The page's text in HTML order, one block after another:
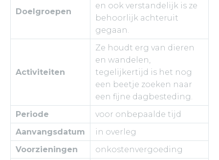
Doelgroepen
en ook verstandelijk is ze
behoorlijk achteruit
gegaan.
Activiteiten
Ze houdt erg van dieren
en wandelen,
tegelijkertijd is het nog
een beetje zoeken naar
een fijne dagbesteding.
Periode
voor onbepaalde tijd
Aanvangsdatum
in overleg
Voorzieningen
onkostenvergoeding